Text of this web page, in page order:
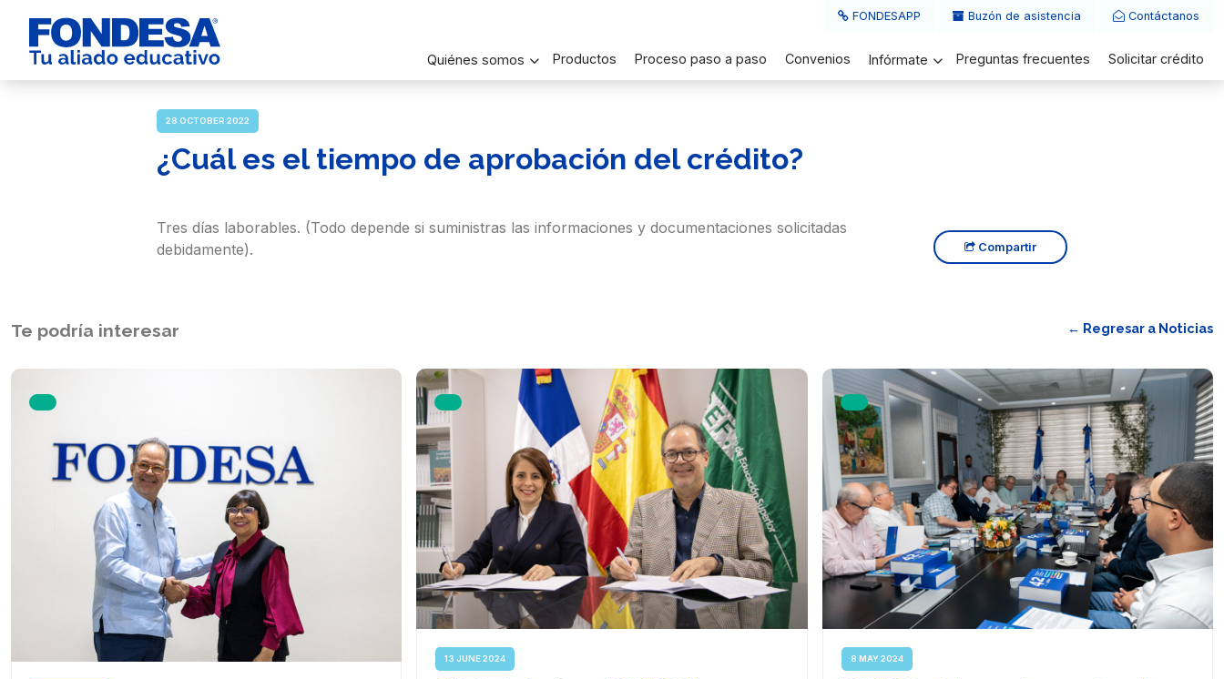
FONDESAPP Buzón de asistencia Contáctanos
Quiénes somos Productos Proceso paso a paso Convenios Infórmate Preguntas frecuentes Solicitar crédito
28 OCTOBER 2022
¿Cuál es el tiempo de aprobación del crédito?
Tres días laborables. (Todo depende si suministras las informaciones y documentaciones solicitadas
debidamente).
Compartir
Te podría interesar ← Regresar a Noticias
13 JUNE 2024 8 MAY 2024